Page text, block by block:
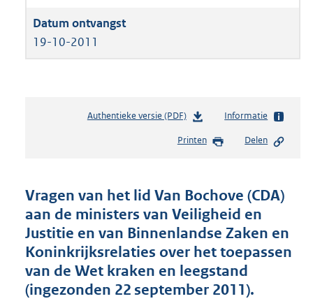
19-10-2011
Authentieke versie (PDF)b
s
n
d
s
g
r
o
t
Informatie
Printen Delen
Vragen van het lid Van Bochove (CDA)
aan de ministers van Veiligheid en
Justitie en van Binnenlandse Zaken en
Koninkrijksrelaties over het toepassen
van de Wet kraken en leegstand
(ingezonden 22 september 2011).